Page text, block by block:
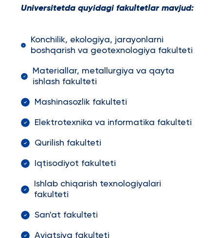
Universitetda quyidagi fakultetlar mavjud:
Konchilik, ekologiya, jarayonlarni
boshqarish va geotexnologiya fakulteti
Materiallar, metallurgiya va qayta
ishlash fakulteti
Mashinasozlik fakulteti
Elektrotexnika va informatika fakulteti
Qurilish fakulteti
Iqtisodiyot fakulteti
Ishlab chiqarish texnologiyalari
fakulteti
San'at fakulteti
Aviatsiya fakulteti